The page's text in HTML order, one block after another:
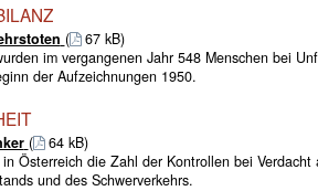
(
67 kB)
im vergangenen Jahr 548 Menschen bei
der Aufzeichnungen 1950.
(
64 kB)
Österreich die Zahl der Kontrollen bei
und des Schwerverkehrs.